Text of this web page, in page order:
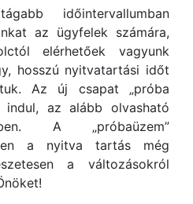
időintervallumban
az ügyfelek számára,
elérhetőek vagyunk
hosszú nyitvatartási időt
Az új csapat „próba
az alább olvasható
A „próbaüzem”
a nyitva tartás még
a változásokról